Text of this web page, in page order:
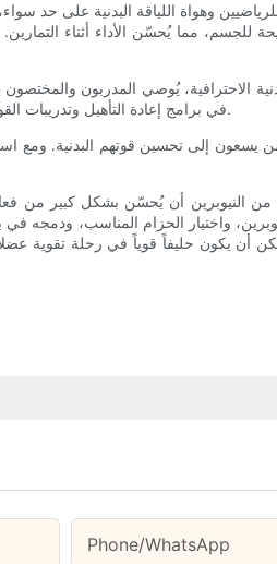
وهواة اللياقة البدنية على حد
للجسم، مما يُحسّن الأداء أثناء
الاحترافية، يُوصي المدربون
في برامج إعادة التأهيل وتدريبات القوة على حد سواء. وبفضل موافقة المدربين ذوي الخبرة، يشعر المستخدمون بثقة أكبر في قرارات الشراء ودمج المنتج في روتينهم التدريبي.
إلى تحسين قوتهم البدنية. ومع
النيوبرين أن يُحسّن بشكل كبير من
واختيار الحزام المناسب،
أن يكون حليفاً قوياً في رحلة تقوية
Phone/whatsApp